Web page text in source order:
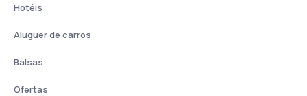
Hotéis
Aluguer de carros
Balsas
Ofertas